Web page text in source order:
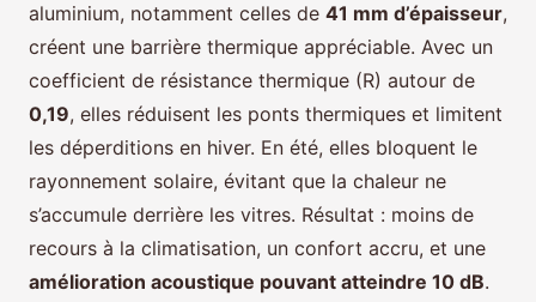
aluminium, notamment celles de 41 mm d’épaisseur,
créent une barrière thermique appréciable. Avec un
coefficient de résistance thermique (R) autour de
0,19, elles réduisent les ponts thermiques et limitent
les déperditions en hiver. En été, elles bloquent le
rayonnement solaire, évitant que la chaleur ne
s’accumule derrière les vitres. Résultat : moins de
recours à la climatisation, un confort accru, et une
amélioration acoustique pouvant atteindre 10 dB.